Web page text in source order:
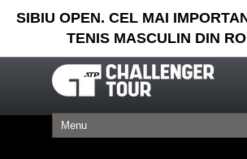
SIBIU OPEN. CEL MAI
TENIS MASCULIN DIN